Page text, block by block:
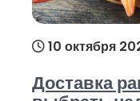
10 октября
Доставка